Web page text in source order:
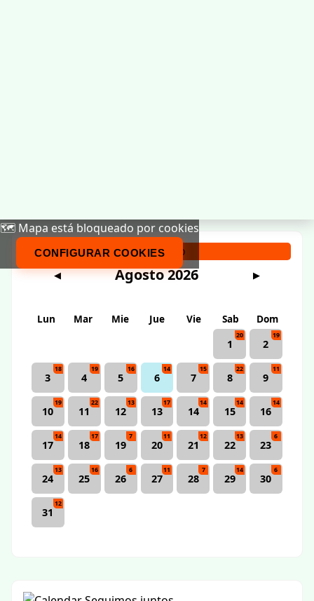
🗺️ Mapa está bloqueado por cookies
CONFIGURAR COOKIES
Calendario
◀ Agosto 2026 ▶
Lun Mar Mie Jue Vie Sab
Dom
1
20
2
19
3
18
4
19
5
16
6
14
7
15
8
22
9
11
10
19
11
22
12
13
13
17
14
14
15
14
16
14
17
14
18
17
19
7
20
11
21
12
22
13
23
6
24
13
25
16
26
6
27
11
28
7
29
14
30
6
31
12